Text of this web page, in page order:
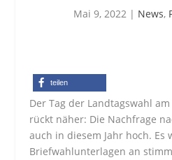
Mai 9, 2022 | News,
teilen
Der Tag der Landtagswahl
rückt näher: Die Nachfrage
auch in diesem Jahr hoch. Es
Briefwahlunterlagen an